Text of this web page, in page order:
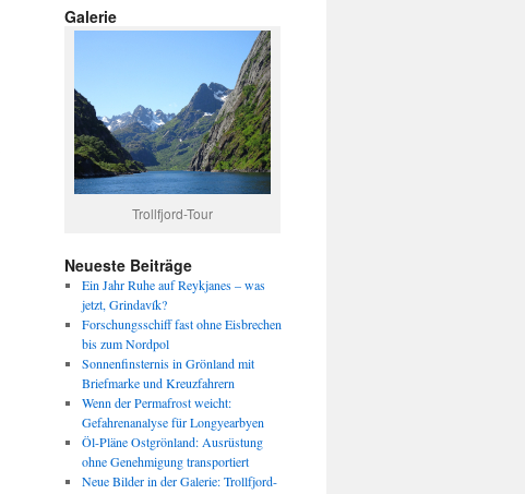
Galerie
Trollfjord-Tour
Neueste Beiträge
Ein Jahr Ruhe auf Reykjanes – was
jetzt, Grindavík?
Forschungsschiff fast ohne Eisbrechen
bis zum Nordpol
Sonnenfinsternis in Grönland mit
Briefmarke und Kreuzfahrern
Wenn der Permafrost weicht:
Gefahrenanalyse für Longyearbyen
Öl-Pläne Ostgrönland: Ausrüstung
ohne Genehmigung transportiert
Neue Bilder in der Galerie: Trollfjord-